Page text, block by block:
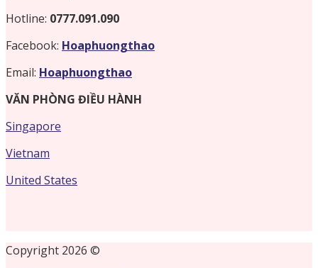
Hotline: 0777.091.090
Facebook: Hoaphuongthao
Email: Hoaphuongthao
VĂN PHÒNG ĐIỀU HÀNH
Singapore
Vietnam
United States
Copyright 2026 ©